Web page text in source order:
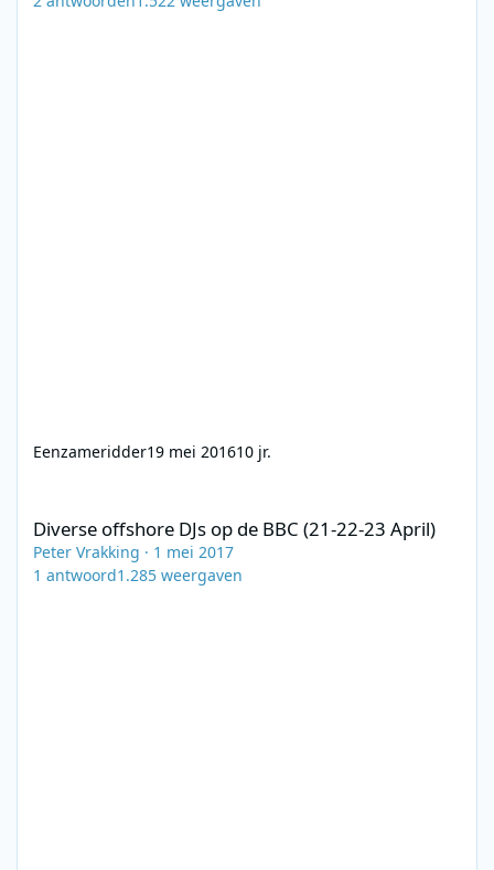
Eenzameridder19 mei 201610 jr.
Diverse offshore DJs op de BBC (21-22-23 April)
Peter Vrakking · 1 mei 2017
1 antwoord1.285 weergaven